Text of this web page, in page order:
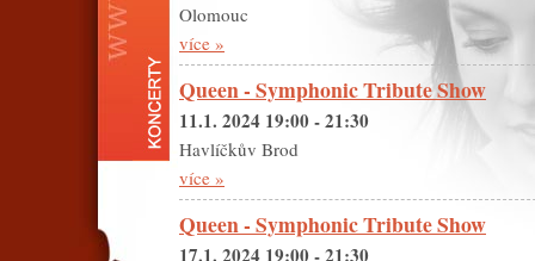
Olomouc
více »
Queen - Symphonic Tribute Show
11.1. 2024 19:00 - 21:30
Havlíčkův Brod
více »
Queen - Symphonic Tribute Show
17.1. 2024 19:00 - 21:30